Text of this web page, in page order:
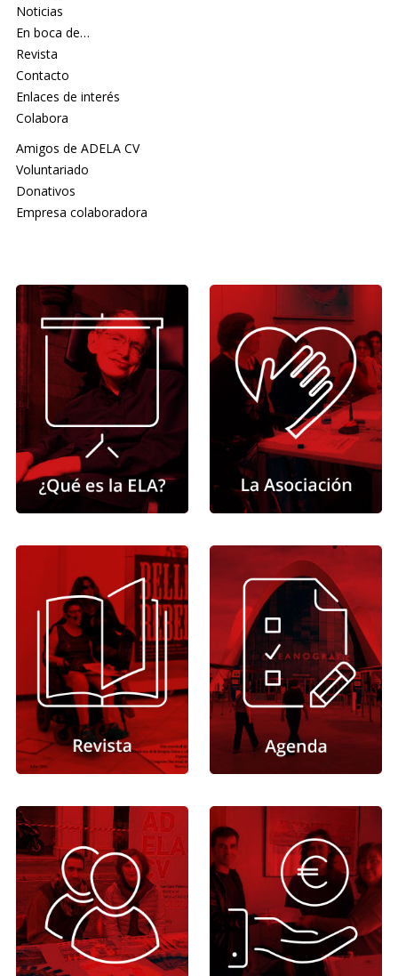
Noticias
En boca de…
Revista
Contacto
Enlaces de interés
Colabora
Amigos de ADELA CV
Voluntariado
Donativos
Empresa colaboradora